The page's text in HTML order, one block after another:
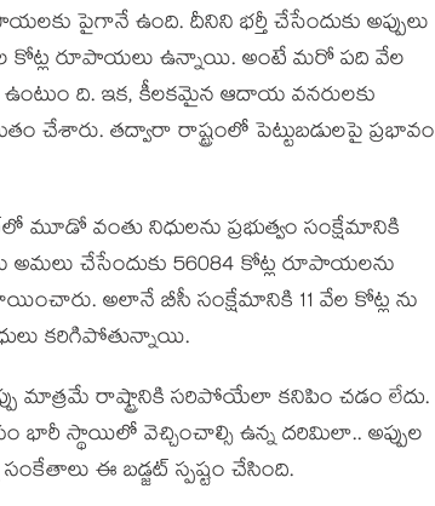
పైగానే ఉంది. దీనిని భ‌ర్తీ చేసేందుకు అప్పులు
వేల కోట్ల రూపాయ‌లు ఉన్నాయి. అంటే మ‌రో ప‌ది వేల
ఉంటుం ది. ఇక‌, కీల‌క‌మైన ఆదాయ వ‌న‌రుల‌కు
చేశారు. త‌ద్వారా రాష్ట్రంలో పెట్టుబ‌డుల‌పై ప్ర‌భావం
మూడో వంతు నిధుల‌ను ప్ర‌భుత్వం సంక్షేమానికి
అమ‌లు చేసేందుకు 56084 కోట్ల రూపాయ‌ల‌ను
అలానే బీసీ సంక్షేమానికి 11 వేల కోట్ల ను
క‌రిగిపోతున్నాయి.
మాత్ర‌మే రాష్ట్రానికి స‌రిపోయేలా క‌నిపిం చ‌డం లేదు.
భారీ స్థాయిలో వెచ్చించాల్సి ఉన్న ద‌రిమిలా.. అప్పుల
ఈ బ‌డ్జ‌ట్ స్ప‌ష్టం చేసింది.